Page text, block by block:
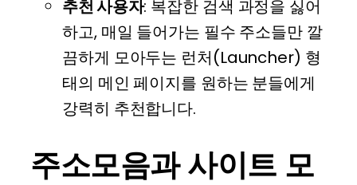
추천 사용자: 복잡한 검색 과정을 싫어
하고, 매일 들어가는 필수 주소들만 깔
끔하게 모아두는 런처(Launcher) 형
태의 메인 페이지를 원하는 분들에게
강력히 추천합니다.
주소모음과 사이트 모